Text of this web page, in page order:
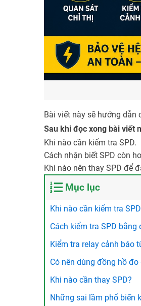
Bài viết này sẽ hướng dẫn
Sau khi đọc xong bài viết
Khi nào cần kiểm tra SPD.
Cách nhận biết SPD còn
Khi nào nên thay SPD để
Mục lục
Khi nào cần kiểm tra
Cách kiểm tra SPD bằng
Kiểm tra relay cảnh báo
Có nên dùng đồng hồ đo
Khi nào cần thay SPD?
Những sai lầm phổ biến